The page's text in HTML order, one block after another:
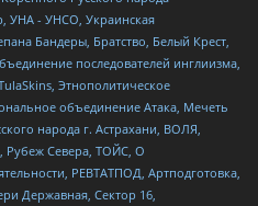
УНА - УНСО, Украинская
Бандеры, Братство, Белый Крест,
последователей инглиизма,
Этнополитическое
объединение Атака, Мечеть
народа г. Астрахани, ВОЛЯ,
Рубеж Севера, ТОЙС, О
РЕВТАТПОД, Артподготовка,
Державная, Сектор 16,